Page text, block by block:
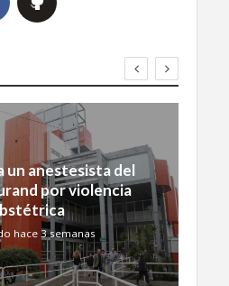
un anestesista del
por violencia
hace 3 semanas